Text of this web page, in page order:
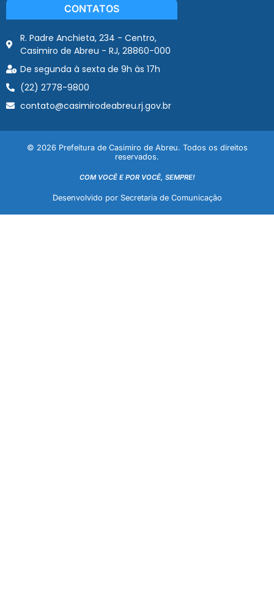
CONTATOS
R. Padre Anchieta, 234 - Centro,
Casimiro de Abreu - RJ, 28860-000
De segunda à sexta de 9h às 17h
(22) 2778-9800
contato@casimirodeabreu.rj.gov.br
© 2026 Prefeitura de Casimiro de Abreu. Todos os direitos
reservados.
COM VOCÊ E POR VOCÊ, SEMPRE!
Desenvolvido por Secretaria de Comunicação